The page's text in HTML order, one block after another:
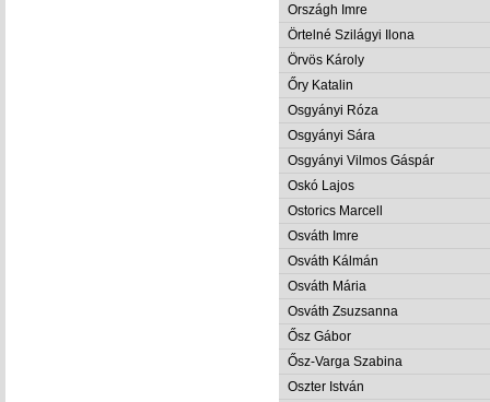
Országh Imre
Örtelné Szilágyi Ilona
Örvös Károly
Őry Katalin
Osgyányi Róza
Osgyányi Sára
Osgyányi Vilmos Gáspár
Oskó Lajos
Ostorics Marcell
Osváth Imre
Osváth Kálmán
Osváth Mária
Osváth Zsuzsanna
Ősz Gábor
Ősz-Varga Szabina
Oszter István